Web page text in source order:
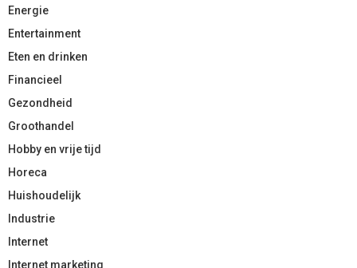
Energie
Entertainment
Eten en drinken
Financieel
Gezondheid
Groothandel
Hobby en vrije tijd
Horeca
Huishoudelijk
Industrie
Internet
Internet marketing